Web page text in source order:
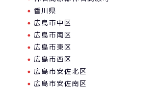
香川県
広島市中区
広島市南区
広島市東区
広島市西区
広島市安佐北区
広島市安佐南区